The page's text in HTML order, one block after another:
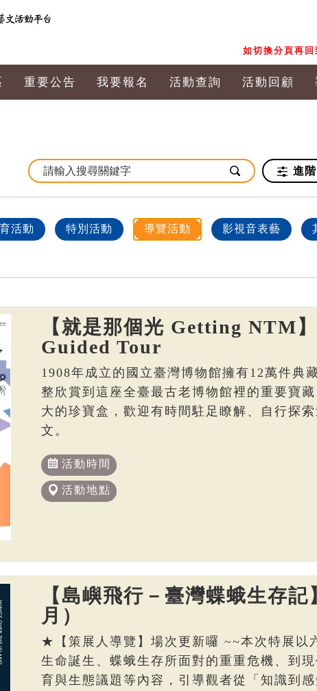
如切換分頁再
重要公告 我要報名 活動查詢 活動回顧
進階
活動 特別活動 導覽活動 影視音表藝
【就是那個光 Getting NTM
Guided Tour
1908年成立的國立臺灣博物館擁有12萬件典
整欣賞到這座全臺最古老博物館裡的重要寶
大的珍寶盒，歡迎有時間駐足瞭解、自行探
文。
活動時間
活動地點
【島嶼飛行－臺灣蝶蛾生存
月）
★【策展人導覽】場次更新囉 ~~本次特展以
生命誕生、蝶蛾生存所面對的重重危機、到
育與生態議題等內容，引導觀者從「知識到